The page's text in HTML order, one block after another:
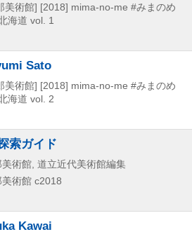
美術館] [2018] mima-no-me #みまのめ
海道 vol. 1
Sato
美術館] [2018] mima-no-me #みまのめ
海道 vol. 2
索ガイド
術館, 道立近代美術館編集
術館 c2018
Kawai